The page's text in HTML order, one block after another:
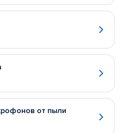
от пыли